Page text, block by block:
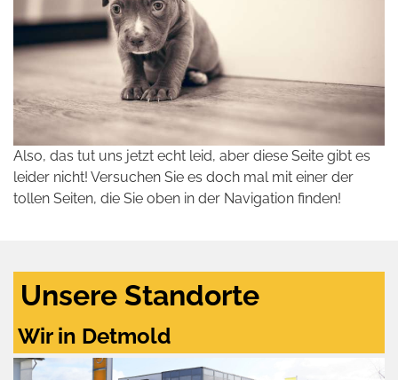
Also, das tut uns jetzt echt leid, aber diese Seite gibt es
leider nicht! Versuchen Sie es doch mal mit einer der
tollen Seiten, die Sie oben in der Navigation finden!
Unsere Standorte
Wir in Detmold